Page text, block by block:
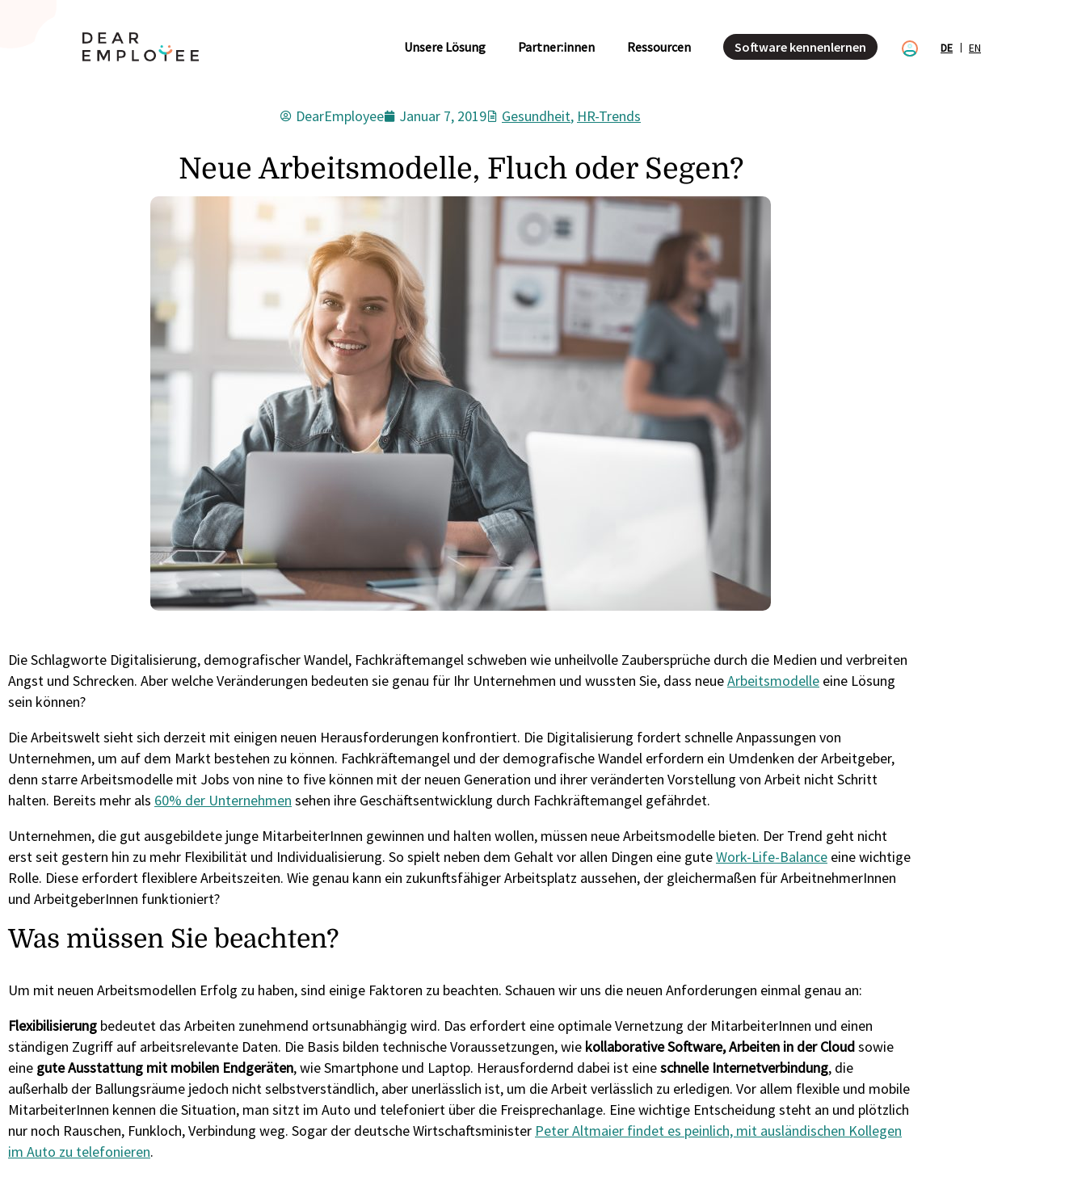
Unsere Lösung Partner:innen Ressourcen Software kennenlernen DE EN
DearEmployee Januar 7, 2019 Gesundheit, HR-Trends
Neue Arbeitsmodelle, Fluch oder Segen?
Die Schlagworte Digitalisierung, demografischer Wandel, Fachkräftemangel schweben wie unheilvolle Zaubersprüche durch die Medien und verbreiten
Angst und Schrecken. Aber welche Veränderungen bedeuten sie genau für Ihr Unternehmen und wussten Sie, dass neueArbeitsmodelle eine Lösung
sein können?
Die Arbeitswelt sieht sich derzeit mit einigen neuen Herausforderungen konfrontiert. Die Digitalisierung fordert schnelle Anpassungen von
Unternehmen, um auf dem Markt bestehen zu können. Fachkräftemangel und der demografische Wandel erfordern ein Umdenken der Arbeitgeber,
denn starre Arbeitsmodelle mit Jobs von nine to five können mit der neuen Generation und ihrer veränderten Vorstellung von Arbeit nicht Schritt
halten. Bereits mehr als 60% der Unternehmen sehen ihre Geschäftsentwicklung durch Fachkräftemangel gefährdet.
Unternehmen, die gut ausgebildete junge MitarbeiterInnen gewinnen und halten wollen, müssen neue Arbeitsmodelle bieten. Der Trend geht nicht
erst seit gestern hin zu mehr Flexibilität und Individualisierung. So spielt neben dem Gehalt vor allen Dingen eine guteWork-Life-Balance eine wichtige
Rolle. Diese erfordert flexiblere Arbeitszeiten. Wie genau kann ein zukunftsfähiger Arbeitsplatz aussehen, der gleichermaßen für ArbeitnehmerInnen
und ArbeitgeberInnen funktioniert?
Was müssen Sie beachten?
Um mit neuen Arbeitsmodellen Erfolg zu haben, sind einige Faktoren zu beachten. Schauen wir uns die neuen Anforderungen einmal genau an:
Flexibilisierung bedeutet das Arbeiten zunehmend ortsunabhängig wird. Das erfordert eine optimale Vernetzung der MitarbeiterInnen und einen
ständigen Zugriff auf arbeitsrelevante Daten. Die Basis bilden technische Voraussetzungen, wie kollaborative Software, Arbeiten in der Cloudsowie
eine gute Ausstattung mit mobilen Endgeräten, wie Smartphone und Laptop. Herausfordernd dabei ist eineschnelle Internetverbindung, die
außerhalb der Ballungsräume jedoch nicht selbstverständlich, aber unerlässlich ist, um die Arbeit verlässlich zu erledigen. Vor allem flexible und mobile
MitarbeiterInnen kennen die Situation, man sitzt im Auto und telefoniert über die Freisprechanlage. Eine wichtige Entscheidung steht an und plötzlich
nur noch Rauschen, Funkloch, Verbindung weg. Sogar der deutsche Wirtschaftsminister Peter Altmaier findet es peinlich, mit ausländischen Kollegen
im Auto zu telefonieren.